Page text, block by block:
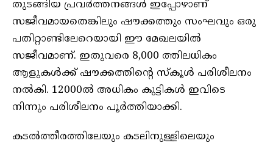
തുടങ്ങിയ പ്രവർത്തനങ്ങൾ ഇപ്പോഴാണ്
സജീവമായതെങ്കിലും ഷൗക്കത്തും സംഘവും ഒരു
പതിറ്റാണ്ടിലേറെയായി ഈ മേഖലയിൽ
സജീവമാണ്. ഇതുവരെ 8,000 ത്തിലധികം
ആളുകൾക്ക് ഷൗക്കത്തിന്റെ സ്കൂൾ പരിശീലനം
നൽകി. 12000ൽ അധികം കുട്ടികൾ ഇവിടെ
നിന്നും പരിശീലനം പൂർത്തിയാക്കി.
കടൽത്തീരത്തിലേയും കടലിനുള്ളിലെയും